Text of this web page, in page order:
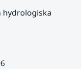
hydrologiska